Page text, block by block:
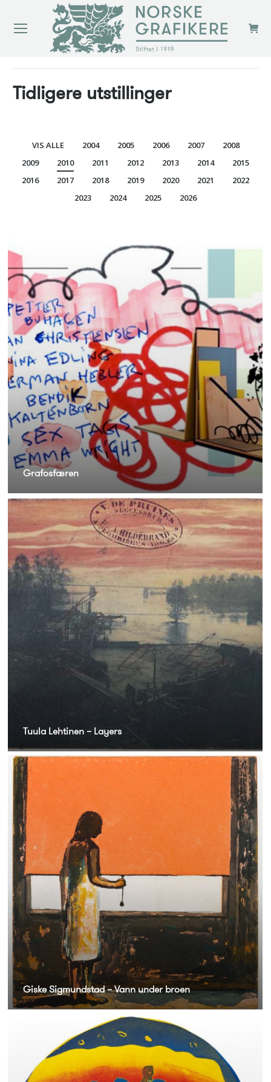
Tidligere utstillinger
VIS ALLE 2004 2005 2006 2007
2008
2009
2010 2011 2012 2013 2014
2015
2016
2017 2018 2019 2020 2021
2022
2023
2024 2025 2026
Grafosfæren
Tuula Lehtinen – Layers
Giske Sigmundstad – Vann under broen